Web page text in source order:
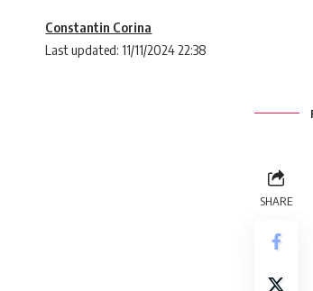
Last updated: 11/11/2024 22:38
Constantin Corina
SHARE